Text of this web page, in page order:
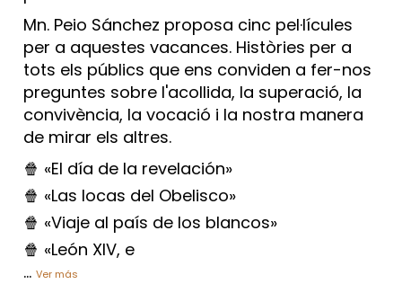
Mn. Peio Sánchez proposa cinc pel·lícules
per a aquestes vacances. Històries per a
tots els públics que ens conviden a fer-nos
preguntes sobre l'acollida, la superació, la
convivència, la vocació i la nostra manera
de mirar els altres.
🍿 «El día de la revelación»
🍿 «Las locas del Obelisco»
🍿 «Viaje al país de los blancos»
🍿 «León XIV, e
... Ver más